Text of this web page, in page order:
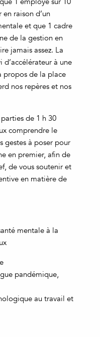
raison d’un
et que 1 cadre
de la gestion en
jamais assez. La
à une
propos de la place
nos repères et nos
de 1 h 30
comprendre le
gestes à poser pour
en premier, afin de
de vous soutenir et
en matière de
mentale à la
pandémique,
au travail et